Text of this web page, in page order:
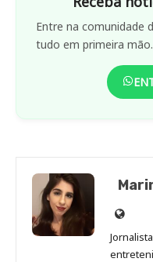
Entre na comunidade
tudo em primeira mão.
Site
de